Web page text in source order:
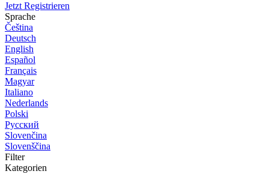
Jetzt Registrieren
Sprache
Čeština
Deutsch
English
Español
Français
Magyar
Italiano
Nederlands
Polski
Русский
Slovenčina
Slovenščina
Filter
Kategorien